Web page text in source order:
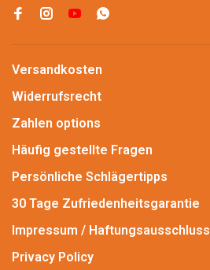
Versandkosten
Widerrufsrecht
Zahlen options
Häufig gestellte Fragen
Persönliche Schlägertipps
30 Tage Zufriedenheitsgarantie
Impressum / Haftungsausschluss
Privacy Policy